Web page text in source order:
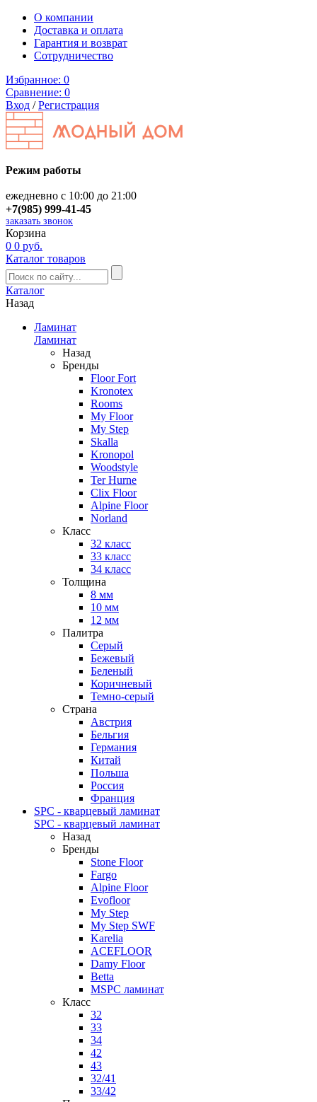
О компании
Доставка и оплата
Гарантия и возврат
Сотрудничество
Избранное: 0
Сравнение: 0
Вход /Регистрация
Режим работы
ежедневно с 10:00 до 21:00
+7(985) 999-41-45
заказать звонок
Корзина
0 0 руб.
Каталог товаров
Каталог
Назад
Ламинат
Ламинат
Назад
Бренды
Floor Fort
Kronotex
Rooms
My Floor
My Step
Skalla
Kronopol
Woodstyle
Ter Hurne
Clix Floor
Alpine Floor
Norland
Класс
32 класс
33 класс
34 класс
Толщина
8 мм
10 мм
12 мм
Палитра
Серый
Бежевый
Беленый
Коричневый
Темно-серый
Страна
Австрия
Бельгия
Германия
Китай
Польша
Россия
Франция
SPC - кварцевый ламинат
SPC - кварцевый ламинат
Назад
Бренды
Stone Floor
Fargo
Alpine Floor
Evofloor
My Step
My Step SWF
Karelia
ACEFLOOR
Damy Floor
Betta
MSPC ламинат
Класс
32
33
34
42
43
32/41
33/42